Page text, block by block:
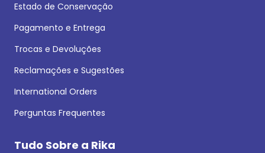
Estado de Conservação
Pagamento e Entrega
Trocas e Devoluções
Reclamações e Sugestões
International Orders
Perguntas Frequentes
Tudo Sobre a Rika